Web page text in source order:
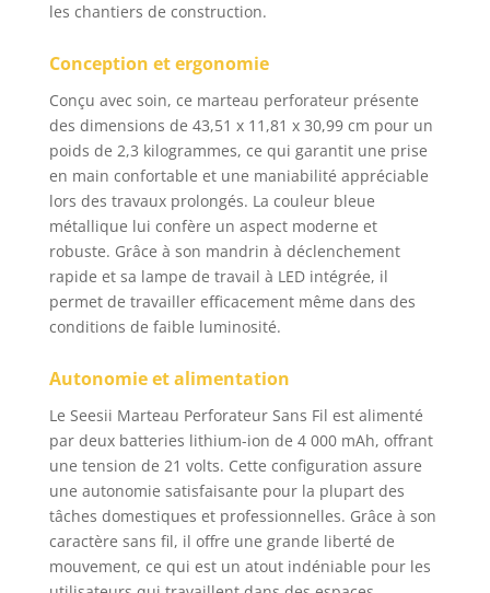
extérieurs. [Forte
les rénovations]: Avec
2,1 J d’énergie d’impact
et 1500 coups/min,
cette perceuse
perforateur sans fil fait
aussi office de
marteau perforateur
compact pour enlever
du carrelage, percer
des trous d’ancrage ou
réaliser de petits
travaux de
moteur brushless avec
bobinage en cuivre
assure plus
d’efficacité, moins
d’entretien et une
durée de vie
prolongée. [Modes
multifonctions 4-en-1]:
Basculez facilement
entre perçage,
les chantiers de construction.
Conception et ergonomie
Conçu avec soin, ce marteau perforateur présente
des dimensions de 43,51 x 11,81 x 30,99 cm pour un
poids de 2,3 kilogrammes, ce qui garantit une prise
en main confortable et une maniabilité appréciable
lors des travaux prolongés. La couleur bleue
métallique lui confère un aspect moderne et
robuste. Grâce à son mandrin à déclenchement
rapide et sa lampe de travail à LED intégrée, il
permet de travailler efficacement même dans des
conditions de faible luminosité.
Autonomie et alimentation
Le Seesii Marteau Perforateur Sans Fil est alimenté
par deux batteries lithium-ion de 4 000 mAh, offrant
une tension de 21 volts. Cette configuration assure
une autonomie satisfaisante pour la plupart des
tâches domestiques et professionnelles. Grâce à son
caractère sans fil, il offre une grande liberté de
mouvement, ce qui est un atout indéniable pour les